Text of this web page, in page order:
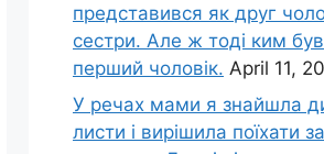
представився як друг
сестри. Але ж тоді ким був
перший чоловік. April 11,
У речах мами я знайшла
листи і вирішила поїхати за